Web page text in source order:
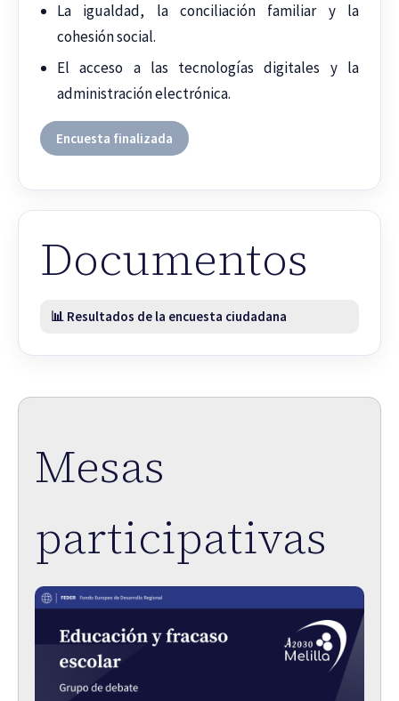
La igualdad, la conciliación familiar y la
cohesión social.
El acceso a las tecnologías digitales y la
administración electrónica.
Encuesta finalizada
Documentos
📊 Resultados de la encuesta ciudadana
Mesas
participativas